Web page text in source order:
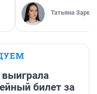
Татьяна Зарва
билет за